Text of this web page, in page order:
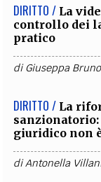
DIRITTO / La
controllo dei
pratico
diGiuseppa Bruno
DIRITTO / La
sanzionatorio:
giuridico non
diAntonella